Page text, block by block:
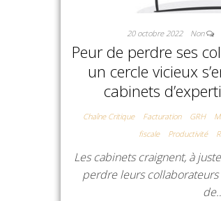
20 octobre 2022 Non
Peur de perdre ses
un cercle vicieux
cabinets
Chaîne Critique Facturation GRH
fiscale
Productivité
Les cabinets craignent, à
perdre leurs